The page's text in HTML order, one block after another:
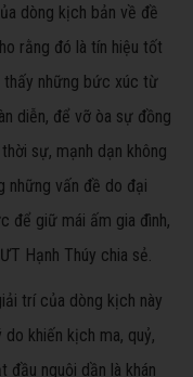
dòng kịch bản về đề
rằng đó là tín hiệu tốt
thấy những bức xúc từ
diễn, để vỡ òa sự đồng
sự, mạnh dạn không
những vấn đề do đại
để giữ mái ấm gia đình,
Hạnh Thúy chia sẻ.
trí của dòng kịch này
khiến kịch ma, quỷ,
đầu nguội dần là khán